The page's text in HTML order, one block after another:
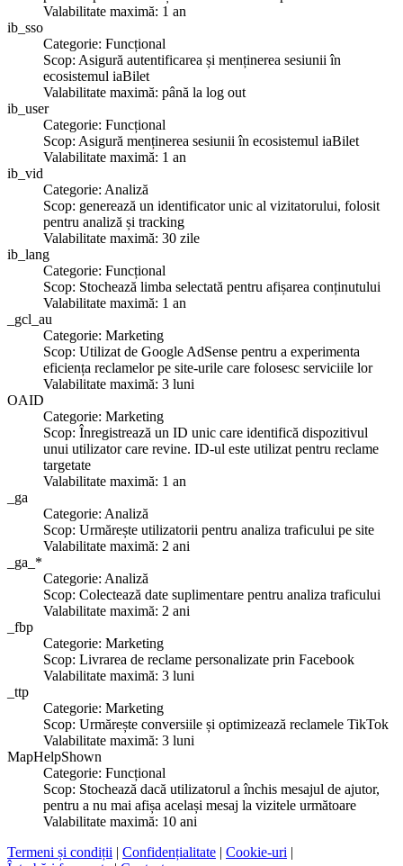
Valabilitate maximă: 1 an
ib_sso
Categorie: Funcțional
Scop: Asigură autentificarea și menținerea sesiunii în
ecosistemul iaBilet
Valabilitate maximă: până la log out
ib_user
Categorie: Funcțional
Scop: Asigură menținerea sesiunii în ecosistemul iaBilet
Valabilitate maximă: 1 an
ib_vid
Categorie: Analiză
Scop: generează un identificator unic al vizitatorului, folosit
pentru analiză și tracking
Valabilitate maximă: 30 zile
ib_lang
Categorie: Funcțional
Scop: Stochează limba selectată pentru afișarea conținutului
Valabilitate maximă: 1 an
_gcl_au
Categorie: Marketing
Scop: Utilizat de Google AdSense pentru a experimenta
eficiența reclamelor pe site-urile care folosesc serviciile lor
Valabilitate maximă: 3 luni
OAID
Categorie: Marketing
Scop: Înregistrează un ID unic care identifică dispozitivul
unui utilizator care revine. ID-ul este utilizat pentru reclame
targetate
Valabilitate maximă: 1 an
_ga
Categorie: Analiză
Scop: Urmărește utilizatorii pentru analiza traficului pe site
Valabilitate maximă: 2 ani
_ga_*
Categorie: Analiză
Scop: Colectează date suplimentare pentru analiza traficului
Valabilitate maximă: 2 ani
_fbp
Categorie: Marketing
Scop: Livrarea de reclame personalizate prin Facebook
Valabilitate maximă: 3 luni
_ttp
Categorie: Marketing
Scop: Urmărește conversiile și optimizează reclamele TikTok
Valabilitate maximă: 3 luni
MapHelpShown
Categorie: Funcțional
Scop: Stochează dacă utilizatorul a închis mesajul de ajutor,
pentru a nu mai afișa același mesaj la vizitele următoare
Valabilitate maximă: 10 ani
Termeni și condiții | Confidențialitate | Cookie-uri |